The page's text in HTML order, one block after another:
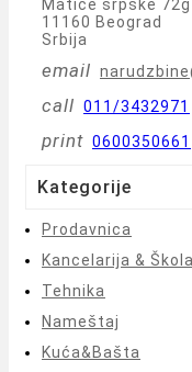
Matice srpske 72g
11160 Beograd
Srbija
email
call 011/3432971
print 0600350661
Kategorije
Prodavnica
Kancelarija & Škola
Tehnika
Nameštaj
Kuća&Bašta